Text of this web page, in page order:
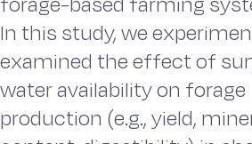
In this study, we
examined the effect of
water availability on forage
production (e.g., yield,